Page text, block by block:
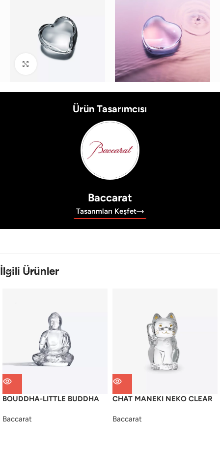
Ürün Tasarımcısı
Baccarat
Tasarımları Keşfet
İlgili Ürünler
BOUDDHA-LITTLE BUDDHA
Baccarat
CHAT MANEKI NEKO CLEAR
Baccarat